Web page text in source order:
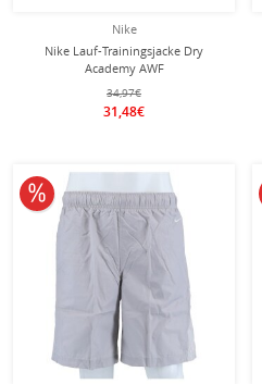
Nike
Nike Lauf-Trainingsjacke Dry
Academy AWF
Deutschland/Germany (Full-Zip,
Stehkragen) weiss Herren
34,97€
31,48€
10% reduziert